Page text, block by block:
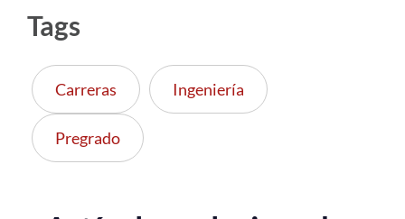
Tags
Carreras Ingeniería
Pregrado